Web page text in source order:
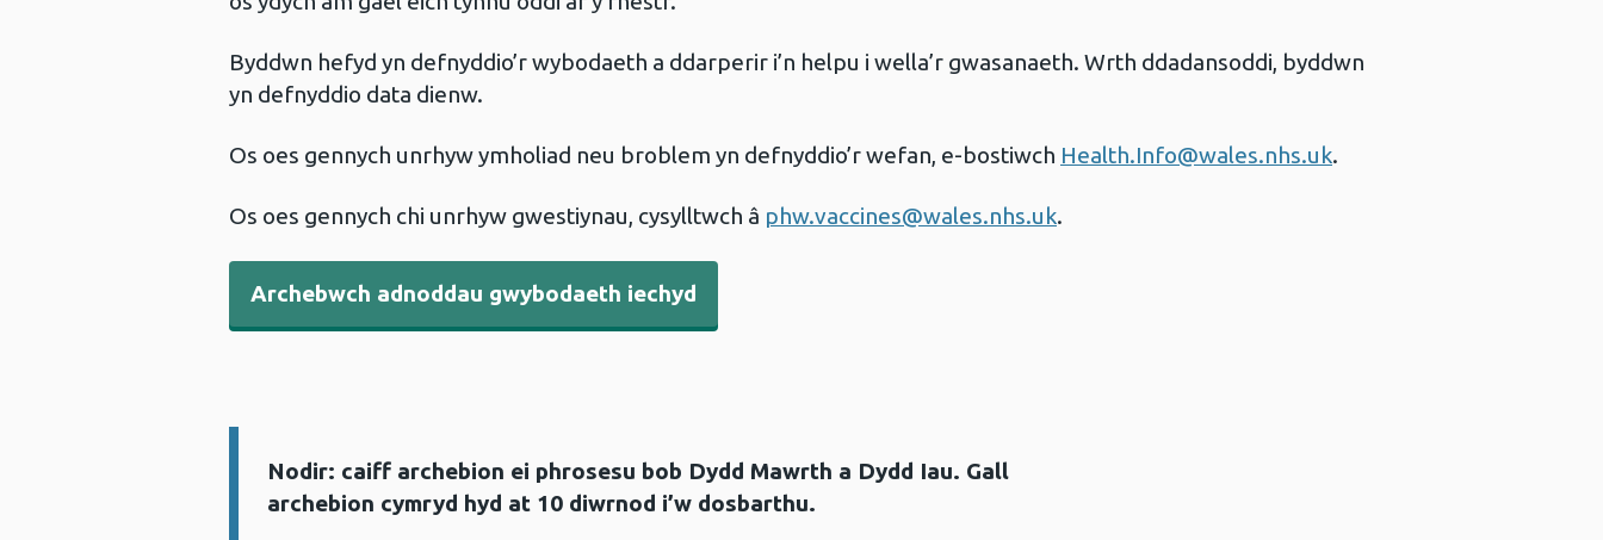
Byddwn hefyd yn defnyddio’r wybodaeth a ddarperir i’n helpu i wella’r gwasanaeth. Wrth ddadansoddi, byddwn
yn defnyddio data dienw.
Os oes gennych unrhyw ymholiad neu broblem yn defnyddio’r wefan, e-bostiwch Health.Info@wales.nhs.uk.
Os oes gennych chi unrhyw gwestiynau, cysylltwch â phw.vaccines@wales.nhs.uk.
Archebwch adnoddau gwybodaeth iechyd
Gwybodaeth:
Nodir: caiff archebion ei phrosesu bob Dydd Mawrth a Dydd Iau. Gall
archebion cymryd hyd at 10 diwrnod i’w dosbarthu.